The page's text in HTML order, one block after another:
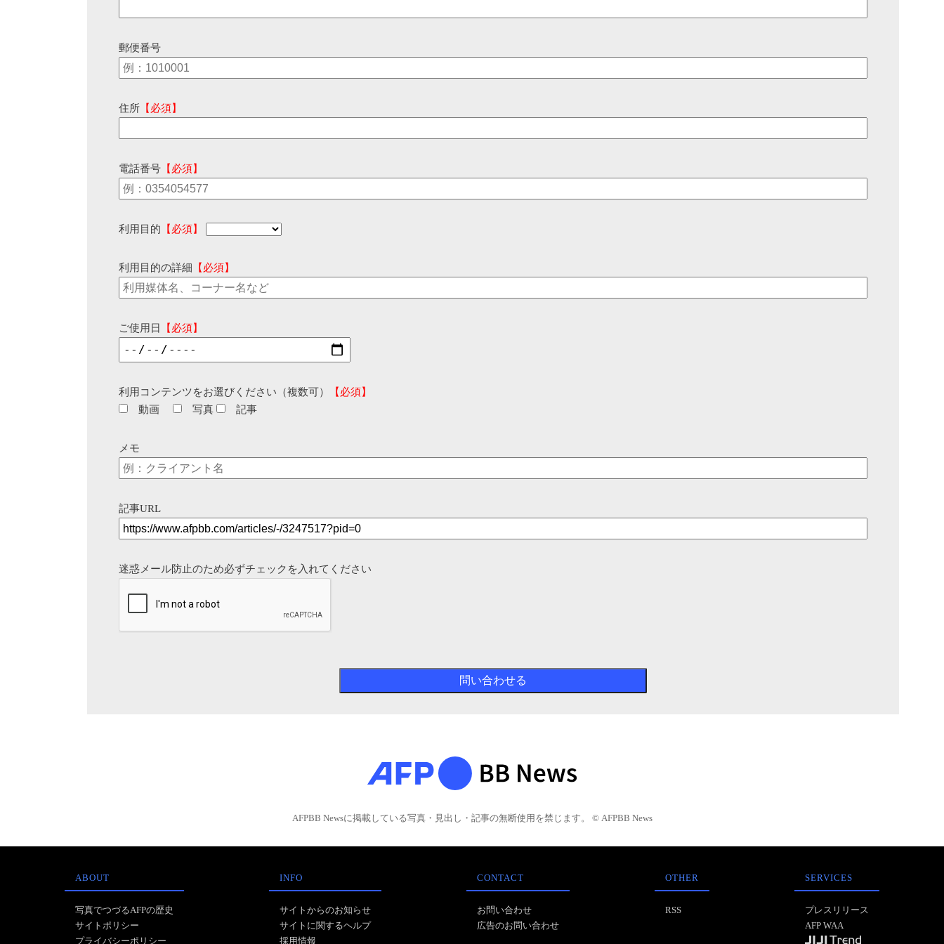
郵便番号
住所 【必須】
電話番号 【必須】
利用目的 【必須】
利用目的の詳細 【必須】
ご使用日 【必須】
利用コンテンツをお選びください（複数可）
【必須】
動画
写真 記事
メモ
記事URL
迷惑メール防止のため必ずチェックを入れてください
AFPBB Newsに掲載している写真・見出し・記事の無断使用を禁じます。 © AFPBB News
ABOUT
写真でつづるAFPの歴史
サイトポリシー
プライバシーポリシー
INFO
サイトからのお知らせ
サイトに関するヘルプ
採用情報
CONTACT
お問い合わせ
広告のお問い合わせ
OTHER
RSS
SERVICES
プレスリリース
AFP WAA